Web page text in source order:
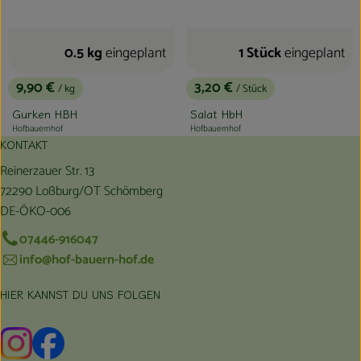
, Preis:
9,90 €/ kg
Gurken HBH
, Herkunft:
Hofbauernhof
0.5 kgeingeplant
, Preis:
3,20 €/ Stück
Salat HbH
, Herkunft:
Hofbauernhof
1 Stückeingeplant
KONTAKT
Reinerzauer Str. 13
72290 Loßburg/OT Schömberg
DE-ÖKO-006
07446-916047
info@hof-bauern-hof.de
HIER KANNST DU UNS FOLGEN
Externer Link zu https://www.instagram.com/hofbauernhof/
Externer Link zu https://www.facebook.com/